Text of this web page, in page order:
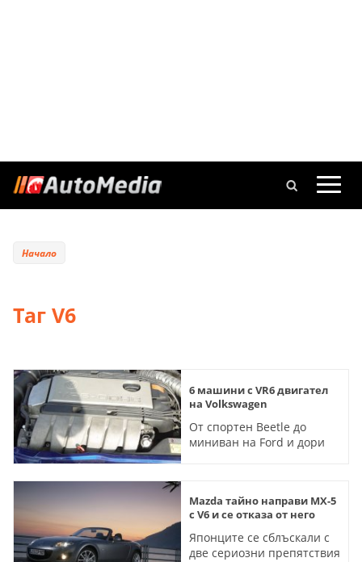
Начало
Таг V6
6 машини с VR6 двигател
на Volkswagen
От спортен Beetle до
миниван на Ford и дори
Mazda тайно направи MX-5
с V6 и се отказа от него
Японците се сблъскали с
две сериозни препятствия